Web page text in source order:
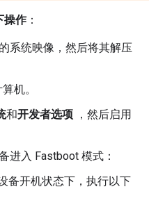
操作：
系统映像，然后将其解压
机。
和开发者选项 ，然后启用
进入 Fastboot 模式：
备开机状态下，执行以下